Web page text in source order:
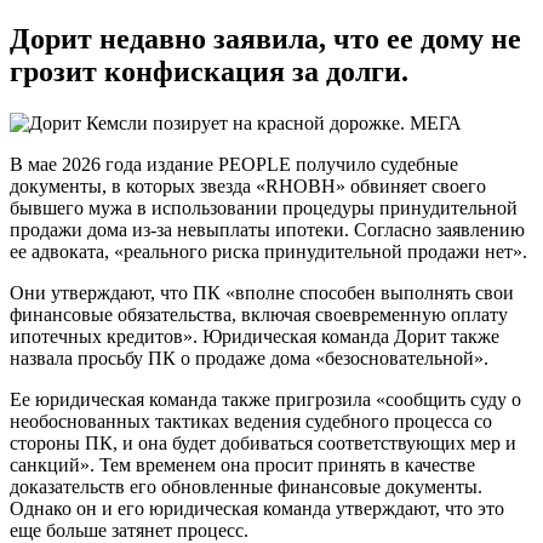
Дорит недавно заявила, что ее дому не
грозит конфискация за долги.
МЕГА
В мае 2026 года издание PEOPLE получило судебные
документы, в которых звезда «RHOBH» обвиняет своего
бывшего мужа в использовании процедуры принудительной
продажи дома из-за невыплаты ипотеки. Согласно заявлению
ее адвоката, «реального риска принудительной продажи нет».
Они утверждают, что ПК «вполне способен выполнять свои
финансовые обязательства, включая своевременную оплату
ипотечных кредитов». Юридическая команда Дорит также
назвала просьбу ПК о продаже дома «безосновательной».
Ее юридическая команда также пригрозила «сообщить суду о
необоснованных тактиках ведения судебного процесса со
стороны ПК, и она будет добиваться соответствующих мер и
санкций». Тем временем она просит принять в качестве
доказательств его обновленные финансовые документы.
Однако он и его юридическая команда утверждают, что это
еще больше затянет процесс.